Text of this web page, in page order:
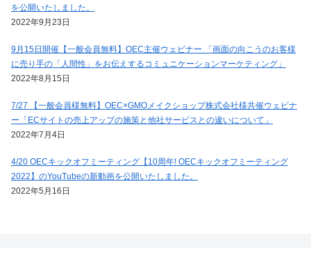
を公開いたしました。
2022年9月23日
9月15日開催【一般会員無料】OEC主催ウェビナー 「画面の向こうのお客様
に売り手の「人間性」をお伝えするコミュニケーションマーケティング」
2022年8月15日
7/27 【一般会員様無料】OEC×GMOメイクショップ株式会社様共催ウェビナ
ー「ECサイトの売上アップの施策と他社サービスとの違いについて」
2022年7月4日
4/20 OECキックオフミーティング【10周年! OECキックオフミーティング
2022】のYouTubeの新動画を公開いたしました。
2022年5月16日